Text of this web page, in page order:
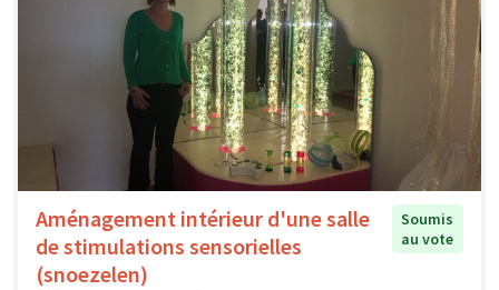
Aménagement intérieur d'une salle
de stimulations sensorielles
(snoezelen)
Soumis
au vote